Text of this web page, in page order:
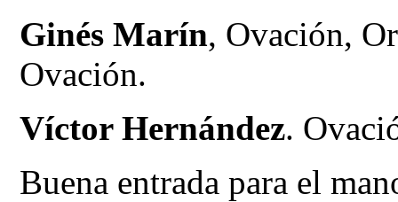
Ginés Marín, Ovación,
Ovación.
Víctor Hernández.
Buena entrada para el